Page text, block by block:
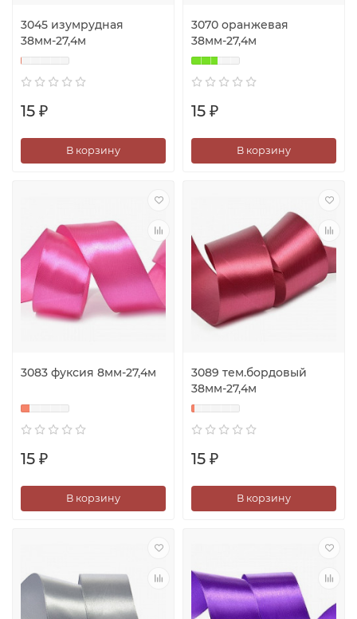
3045 изумрудная
38мм-27,4м
15 ₽
В корзину
3070 оранжевая
38мм-27,4м
15 ₽
В корзину
3083 фуксия 8мм-27,4м
15 ₽
В корзину
3089 тем.бордовый
38мм-27,4м
15 ₽
В корзину